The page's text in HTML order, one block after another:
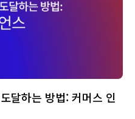
달하는 방법: 커머스 인